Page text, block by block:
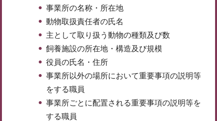
事業所の名称・所在地
動物取扱責任者の氏名
主として取り扱う動物の種類及び数
飼養施設の所在地・構造及び規模
役員の氏名・住所
事業所以外の場所において重要事項の説明等
をする職員
事業所ごとに配置される重要事項の説明等を
する職員